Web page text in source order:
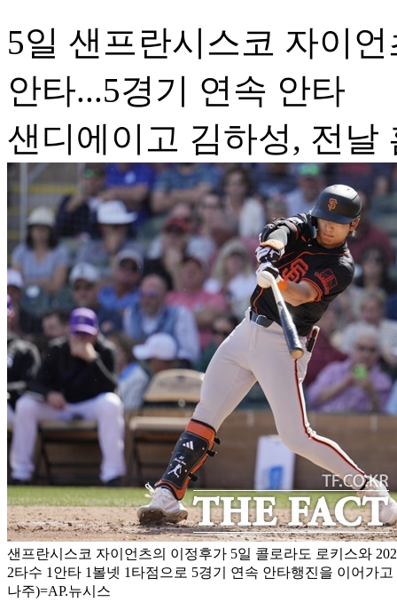
5일 샌프란시스코 자이
안타...5경기 연속 안타
샌디에이고 김하성, 전날
샌프란시스코 자이언츠의 이정후가 5일 콜로라도 로키스와
2타수 1안타 1볼넷 1타점으로 5경기 연속 안타행진을 이어가
나주)=AP.뉴시스